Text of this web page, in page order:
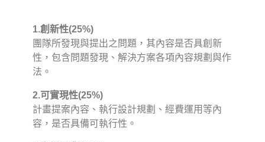
1.創新性(25%)
團隊所發現與提出之問題，其內容是否具創新
性，包含問題發現、解決方案各項內容規劃與作
法。
2.可實現性(25%)
計畫提案內容、執行設計規劃、經費運用等內
容，是否具備可執行性。